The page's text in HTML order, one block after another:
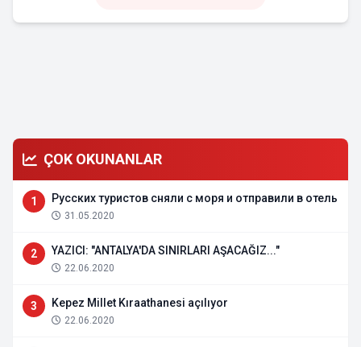
ÇOK OKUNANLAR
1 Русских туристов сняли с моря и отправили в отель
31.05.2020
2 YAZICI: "ANTALYA'DA SINIRLARI AŞACAĞIZ..."
22.06.2020
3 Kepez Millet Kıraathanesi açılıyor
22.06.2020